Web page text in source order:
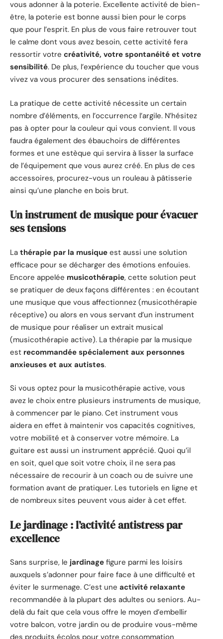
vous adonner à la poterie. Excellente activité de bien-
être, la poterie est bonne aussi bien pour le corps
que pour l’esprit. En plus de vous faire retrouver tout
le calme dont vous avez besoin, cette activité fera
ressortir votre créativité, votre spontanéité et votre
sensibilité. De plus, l’expérience du toucher que vous
vivez va vous procurer des sensations inédites.
La pratique de cette activité nécessite un certain
nombre d’éléments, en l’occurrence l’argile. N’hésitez
pas à opter pour la couleur qui vous convient. Il vous
faudra également des ébauchoirs de différentes
formes et une estèque qui servira à lisser la surface
de l’équipement que vous aurez créé. En plus de ces
accessoires, procurez-vous un rouleau à pâtisserie
ainsi qu’une planche en bois brut.
Un instrument de musique pour évacuer
ses tensions
La thérapie par la musique est aussi une solution
efficace pour se décharger des émotions enfouies.
Encore appelée musicothérapie, cette solution peut
se pratiquer de deux façons différentes : en écoutant
une musique que vous affectionnez (musicothérapie
réceptive) ou alors en vous servant d’un instrument
de musique pour réaliser un extrait musical
(musicothérapie active). La thérapie par la musique
est recommandée spécialement aux personnes
anxieuses et aux autistes.
Si vous optez pour la musicothérapie active, vous
avez le choix entre plusieurs instruments de musique,
à commencer par le piano. Cet instrument vous
aidera en effet à maintenir vos capacités cognitives,
votre mobilité et à conserver votre mémoire. La
guitare est aussi un instrument apprécié. Quoi qu’il
en soit, quel que soit votre choix, il ne sera pas
nécessaire de recourir à un coach ou de suivre une
formation avant de pratiquer. Les tutoriels en ligne et
de nombreux sites peuvent vous aider à cet effet.
Le jardinage : l’activité antistress par
excellence
Sans surprise, le jardinage figure parmi les loisirs
auxquels s’adonner pour faire face à une difficulté et
éviter le surmenage. C’est une activité relaxante
recommandée à la plupart des adultes ou seniors. Au-
delà du fait que cela vous offre le moyen d’embellir
votre balcon, votre jardin ou de produire vous-même